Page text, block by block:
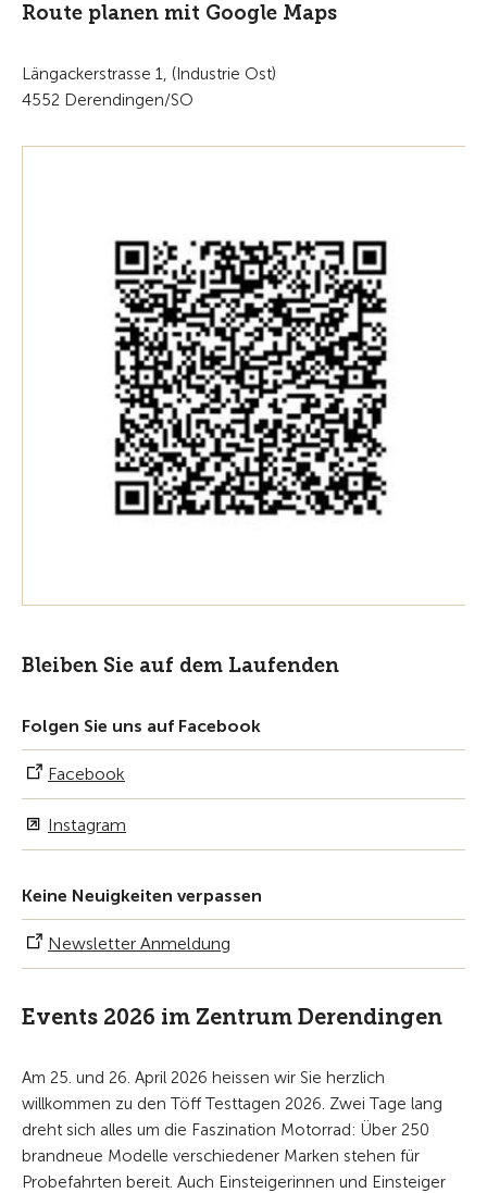
Route planen mit Google Maps
Längackerstrasse 1, (Industrie Ost)
4552 Derendingen/SO
Bleiben Sie auf dem Laufenden
Folgen Sie uns auf Facebook
Facebook
Instagram
Keine Neuigkeiten verpassen
Newsletter Anmeldung
Events 2026 im Zentrum Derendingen
Am 25. und 26. April 2026 heissen wir Sie herzlich
willkommen zu den Töff Testtagen 2026. Zwei Tage lang
dreht sich alles um die Faszination Motorrad: Über 250
brandneue Modelle verschiedener Marken stehen für
Probefahrten bereit. Auch Einsteigerinnen und Einsteiger